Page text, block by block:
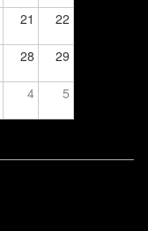
21 22
28 29
4 5